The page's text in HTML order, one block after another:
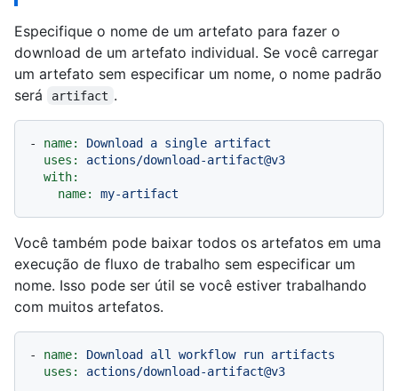
Especifique o nome de um artefato para fazer o
download de um artefato individual. Se você carregar
um artefato sem especificar um nome, o nome padrão
será
artifact .
- name: Download a single artifact
uses:
actions/download-artifact@v3
with:
name:
my-artifact
Você também pode baixar todos os artefatos em uma
execução de fluxo de trabalho sem especificar um
nome. Isso pode ser útil se você estiver trabalhando
com muitos artefatos.
- name: Download all workflow run artifacts
uses:
actions/download-artifact@v3